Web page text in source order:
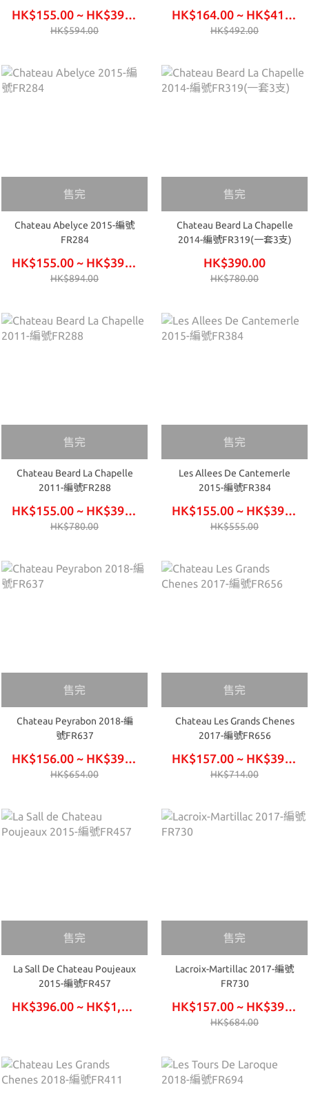
HK$155.00 ~ HK$390.00
HK$594.00
HK$164.00 ~ HK$417.00
HK$492.00
售完
Chateau Abelyce 2015-編號
FR284
HK$155.00 ~ HK$390.00
HK$894.00
售完
Chateau Beard La Chapelle
2014-編號FR319(一套3支)
HK$390.00
HK$780.00
售完
Chateau Beard La Chapelle
2011-編號FR288
HK$155.00 ~ HK$390.00
HK$780.00
售完
Les Allees De Cantemerle
2015-編號FR384
HK$155.00 ~ HK$390.00
HK$555.00
售完
Chateau Peyrabon 2018-編
號FR637
HK$156.00 ~ HK$393.00
HK$654.00
售完
Chateau Les Grands Chenes
2017-編號FR656
HK$157.00 ~ HK$396.00
HK$714.00
售完
La Sall De Chateau Poujeaux
2015-編號FR457
HK$396.00 ~ HK$1,157.00
售完
Lacroix-Martillac 2017-編號
FR730
HK$157.00 ~ HK$396.00
HK$684.00